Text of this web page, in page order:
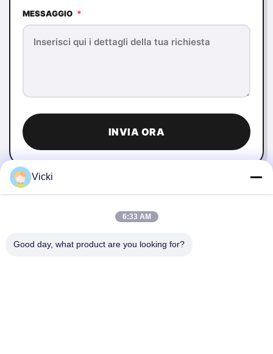
MESSAGGIO *
INVIA ORA
Vicki
6:33 AM
Good day, what product are you looking for?